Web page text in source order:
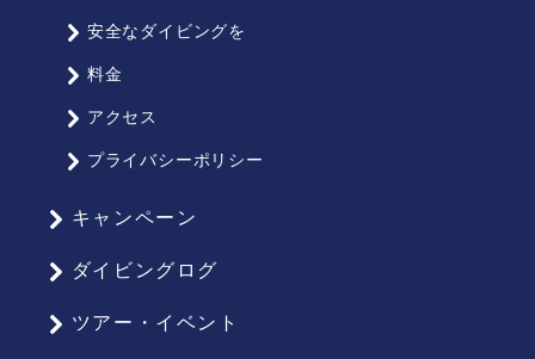
安全なダイビングを
料金
アクセス
プライバシーポリシー
キャンペーン
ダイビングログ
ツアー・イベント